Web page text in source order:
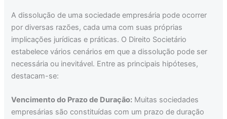
A dissolução de uma sociedade empresária pode ocorrer
por diversas razões, cada uma com suas próprias
implicações jurídicas e práticas. O Direito Societário
estabelece vários cenários em que a dissolução pode ser
necessária ou inevitável. Entre as principais hipóteses,
destacam-se:
Vencimento do Prazo de Duração: Muitas sociedades
empresárias são constituídas com um prazo de duração